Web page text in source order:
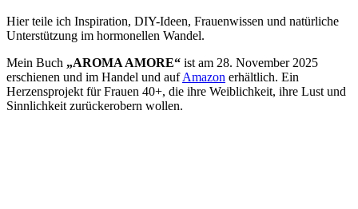
Hier teile ich Inspiration, DIY-Ideen, Frauenwissen und natürliche
Unterstützung im hormonellen Wandel.
Mein Buch „AROMA AMORE“ ist am 28. November 2025
erschienen und im Handel und aufAmazon erhältlich. Ein
Herzensprojekt für Frauen 40+, die ihre Weiblichkeit, ihre Lust und
Sinnlichkeit zurückerobern wollen.